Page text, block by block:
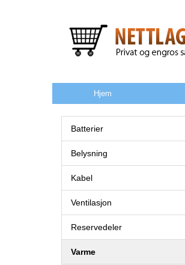
Hjem
Batterier
Belysning
Kabel
Ventilasjon
Reservedeler
Varme